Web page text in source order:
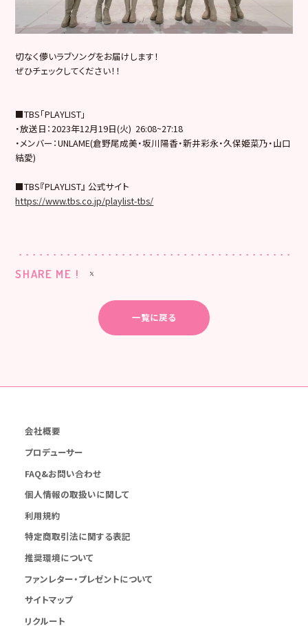
切なく儚いラブソングをお届けします！
ぜひチェックしてください！！
■TBS「PLAYLIST」
・放送日：2023年12月19日(火) 26:08~27:18
・メンバー：UNLAME(倉野尾成美・坂川陽香・新井彩永・久保姫菜乃・山口
結愛)
■TBS『PLAYLIST』 公式サイト
https://www.tbs.co.jp/playlist-tbs/
SHARE ME !
一覧に戻る
会社概要
プロデューサー
FAQ&お問い合わせ
個人情報の取扱いに関して
利用規約
特定商取引法に関する表記
推奨環境について
ファンレター・プレゼントについて
サイトマップ
リクルート